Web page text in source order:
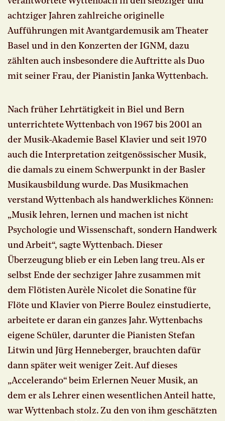
achtziger Jahren zahlreiche originelle
Aufführungen mit Avantgardemusik am Theater
Basel und in den Konzerten der IGNM, dazu
zählten auch insbesondere die Auftritte als Duo
mit seiner Frau, der Pianistin Janka Wyttenbach.
Nach früher Lehrtätigkeit in Biel und Bern
unterrichtete Wyttenbach von 1967 bis 2001 an
der Musik-Akademie Basel Klavier und seit 1970
auch die Interpretation zeitgenössischer Musik,
die damals zu einem Schwerpunkt in der Basler
Musikausbildung wurde. Das Musikmachen
verstand Wyttenbach als handwerkliches Können:
„Musik lehren, lernen und machen ist nicht
Psychologie und Wissenschaft, sondern Handwerk
und Arbeit“, sagte Wyttenbach. Dieser
Überzeugung blieb er ein Leben lang treu. Als er
selbst Ende der sechziger Jahre zusammen mit
dem Flötisten Aurèle Nicolet die Sonatine für
Flöte und Klavier von Pierre Boulez einstudierte,
arbeitete er daran ein ganzes Jahr. Wyttenbachs
eigene Schüler, darunter die Pianisten Stefan
Litwin und Jürg Henneberger, brauchten dafür
dann später weit weniger Zeit. Auf dieses
„Accelerando“ beim Erlernen Neuer Musik, an
dem er als Lehrer einen wesentlichen Anteil hatte,
war Wyttenbach stolz. Zu den von ihm geschätzten